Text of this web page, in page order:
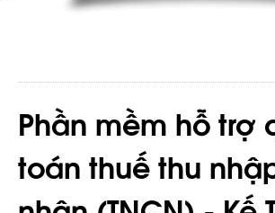
Phần mềm hỗ trợ
toán thuế thu